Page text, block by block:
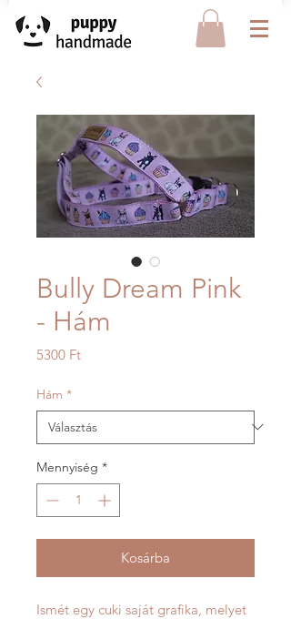
Bully Dream Pink
- Hám
5300 FtÁr
Hám *
Mennyiség *
Kosárba
Ismét egy cuki saját grafika, melyet